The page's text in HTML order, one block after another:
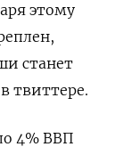
этому
станет
твиттере.
4% ВВП